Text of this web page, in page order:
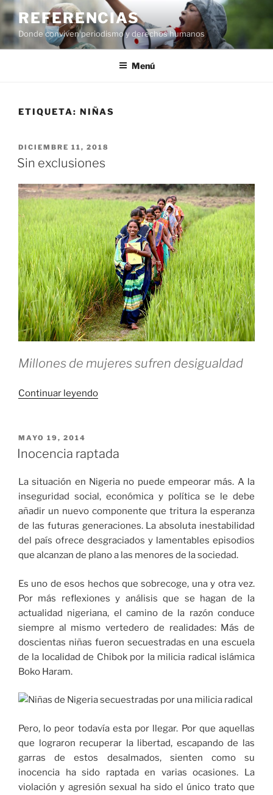
al
contenido
REFERENCIAS
Donde conviven periodismo y derechos humanos
Menú
ETIQUETA: NIÑAS
PUBLICADO
EL
DICIEMBRE 11, 2018
Sin exclusiones
Millones de mujeres sufren desigualdad
Continuar leyendo«Sin
PUBLICADO
EL
MAYO 19, 2014
Inocencia raptada
La situación en Nigeria no puede empeorar más. A la
inseguridad social, económica y política se le debe
añadir un nuevo componente que tritura la esperanza
de las futuras generaciones. La absoluta inestabilidad
del país ofrece desgraciados y lamentables episodios
que alcanzan de plano a las menores de la sociedad.
Es uno de esos hechos que sobrecoge, una y otra vez.
Por más reflexiones y análisis que se hagan de la
actualidad nigeriana, el camino de la razón conduce
siempre al mismo vertedero de realidades: Más de
doscientas niñas fueron secuestradas en una escuela
de la localidad de Chibok por la milicia radical islámica
Boko Haram.
Pero, lo peor todavía esta por llegar. Por que aquellas
que lograron recuperar la libertad, escapando de las
garras de estos desalmados, sienten como su
inocencia ha sido raptada en varias ocasiones. La
violación y agresión sexual ha sido el único trato que